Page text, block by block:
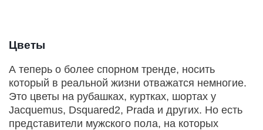
Цветы
А теперь о более спорном тренде, носить
который в реальной жизни отважатся немногие.
Это цветы на рубашках, куртках, шортах у
Jacquemus, Dsquared2, Prada и других. Но есть
представители мужского пола, на которых